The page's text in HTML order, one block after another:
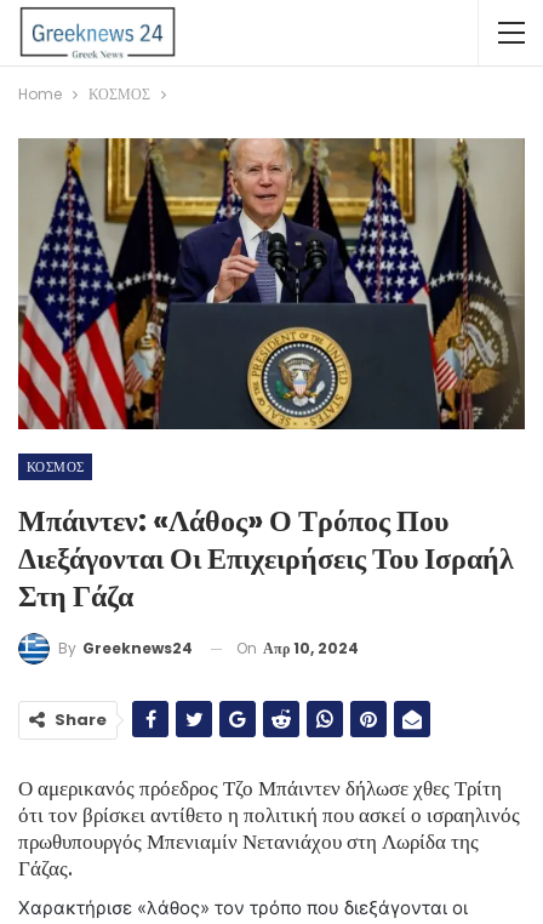
Home ΚΟΣΜΟΣ
ΚΟΣΜΟΣ
Μπάιντεν: «Λάθος» Ο Τρόπος Που
Διεξάγονται Οι Επιχειρήσεις Του Ισραήλ
Στη Γάζα
By Greeknews24 On Απρ 10, 2024
Share
Ο αμερικανός πρόεδρος Τζο Μπάιντεν δήλωσε χθες Τρίτη
ότι τον βρίσκει αντίθετο η πολιτική που ασκεί ο ισραηλινός
πρωθυπουργός Μπενιαμίν Νετανιάχου στη Λωρίδα της
Γάζας.
Χαρακτήρισε «λάθος» τον τρόπο που διεξάγονται οι